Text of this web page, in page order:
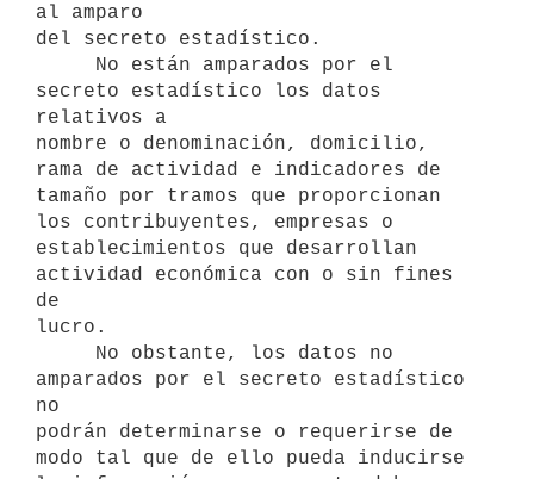
al amparo
del secreto estadístico.
secreto estadístico los datos
relativos a
nombre o denominación, domicilio,
rama de actividad e indicadores de
tamaño por tramos que proporcionan
los contribuyentes, empresas o
establecimientos que desarrollan
actividad económica con o sin fines
de
lucro.
amparados por el secreto estadístico
no
podrán determinarse o requerirse de
modo tal que de ello pueda inducirse